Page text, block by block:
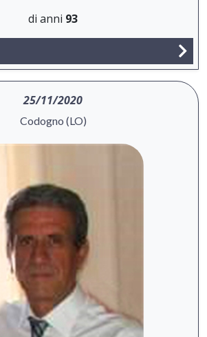
di anni 93
25/11/2020
Codogno (LO)